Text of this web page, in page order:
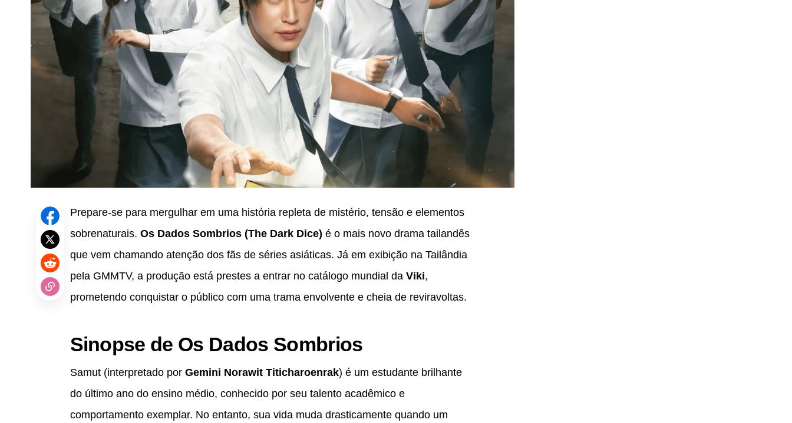
Prepare-se para mergulhar em uma história repleta de mistério, tensão e elementos
sobrenaturais. Os Dados Sombrios (The Dark Dice) é o mais novo drama tailandês
que vem chamando atenção dos fãs de séries asiáticas. Já em exibição na Tailândia
pela GMMTV, a produção está prestes a entrar no catálogo mundial da Viki,
prometendo conquistar o público com uma trama envolvente e cheia de reviravoltas.
Sinopse de Os Dados Sombrios
Samut (interpretado por Gemini Norawit Titicharoenrak) é um estudante brilhante
do último ano do ensino médio, conhecido por seu talento acadêmico e
comportamento exemplar. No entanto, sua vida muda drasticamente quando um